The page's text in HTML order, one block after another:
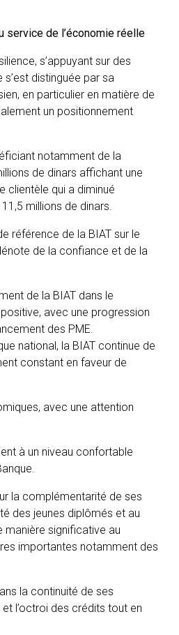
service de l’économie réelle
s’appuyant sur des
distinguée par sa
en particulier en matière de
un positionnement
notamment de la
de dinars affichant une
clientèle qui a diminué
millions de dinars.
référence de la BIAT sur le
de la confiance et de la
de la BIAT dans le
avec une progression
des PME.
national, la BIAT continue de
constant en faveur de
avec une attention
à un niveau confortable
la complémentarité de ses
des jeunes diplômés et au
manière significative au
importantes notamment des
la continuité de ses
l’octroi des crédits tout en